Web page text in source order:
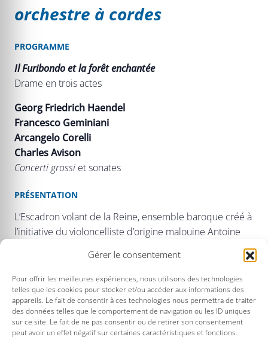
Gérer le consentement
Pour offrir les meilleures expériences, nous utilisons des technologies
telles que les cookies pour stocker et/ou accéder aux informations des
appareils. Le fait de consentir à ces technologies nous permettra de traiter
des données telles que le comportement de navigation ou les ID uniques
sur ce site. Le fait de ne pas consentir ou de retirer son consentement
peut avoir un effet négatif sur certaines caractéristiques et fonctions.
orchestre à cordes
PROGRAMME
Il Furibondo et la forêt enchantée
Drame en trois actes
Georg Friedrich Haendel
Francesco Geminiani
Arcangelo Corelli
Charles Avison
Concerti grossi et sonates
PRÉSENTATION
L’Escadron volant de la Reine, ensemble baroque créé à
l’initiative du violoncelliste d’origine malouine Antoine
Touche, s’envole pour le Royaume-Uni, à la rencontre de
Francesco Geminiani. Ce violoniste italien, surnommé Il
Furibondoen raison de son expressivité débordante,
nous laisse une œuvre aussi mouvementée que sa vie,
que raconte le programme de ce concert avec des
sonates et des concerti grossi de Haendel et de
Geminiani.